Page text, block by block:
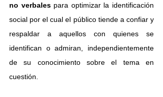
no verbales para optimizar la identificación
social por el cual el público tiende a confiar y
respaldar a aquellos con quienes se
identifican o admiran, independientemente
de su conocimiento sobre el tema en
cuestión.